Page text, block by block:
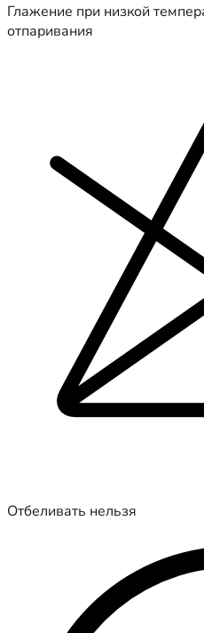
Глажение при низкой
отпаривания
Отбеливать нельзя